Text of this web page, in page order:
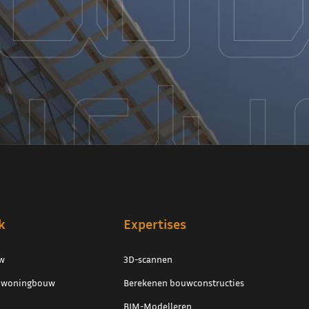
Expertises
3D-scannen
Berekenen bouwconstructies
BIM-Modelleren